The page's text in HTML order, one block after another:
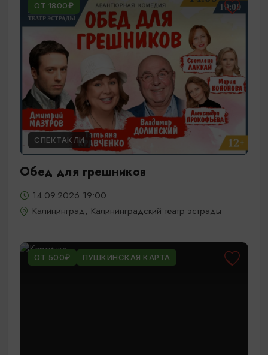
ОТ 1800₽
СПЕКТАКЛИ
Обед для грешников
14.09.2026 19:00
Калининград, Калининградский театр эстрады
ОТ 500₽ ПУШКИНСКАЯ КАРТА